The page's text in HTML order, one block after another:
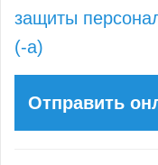
защиты
(-а)